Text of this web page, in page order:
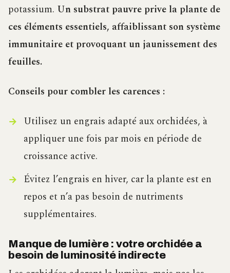
potassium. Un substrat pauvre prive la plante de
ces éléments essentiels, affaiblissant son système
immunitaire et provoquant un jaunissement des
feuilles.
Conseils pour combler les carences :
Utilisez un engrais adapté aux orchidées, à
appliquer une fois par mois en période de
croissance active.
Évitez l’engrais en hiver, car la plante est en
repos et n’a pas besoin de nutriments
supplémentaires.
Manque de lumière : votre orchidée a
besoin de luminosité indirecte